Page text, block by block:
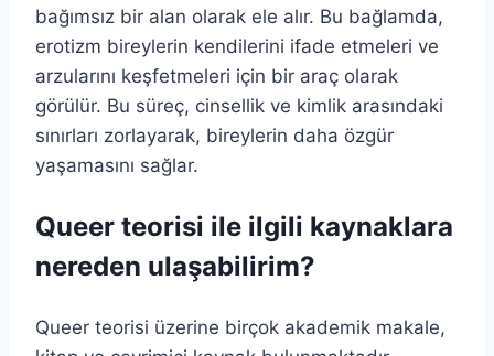
bağımsız bir alan olarak ele alır. Bu bağlamda,
erotizm bireylerin kendilerini ifade etmeleri ve
arzularını keşfetmeleri için bir araç olarak
görülür. Bu süreç, cinsellik ve kimlik arasındaki
sınırları zorlayarak, bireylerin daha özgür
yaşamasını sağlar.
Queer teorisi ile ilgili kaynaklara
nereden ulaşabilirim?
Queer teorisi üzerine birçok akademik makale,